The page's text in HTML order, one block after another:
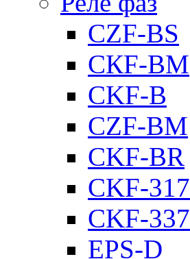
CZF-BS
CКF-BM
CKF-B
CZF-BM
CKF-BR
CKF-317
CKF-337
EPS-D